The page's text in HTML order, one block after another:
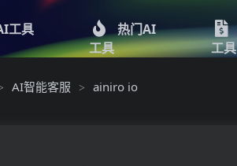
工具
热门AI
工具
工具
AI智能客服 > ainiro io